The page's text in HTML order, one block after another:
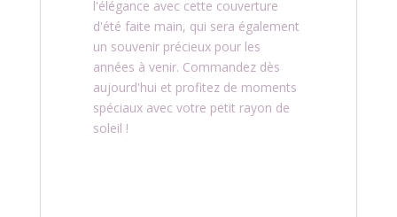
l'élégance avec cette couverture
d'été faite main, qui sera également
un souvenir précieux pour les
années à venir. Commandez dès
aujourd'hui et profitez de moments
spéciaux avec votre petit rayon de
soleil !